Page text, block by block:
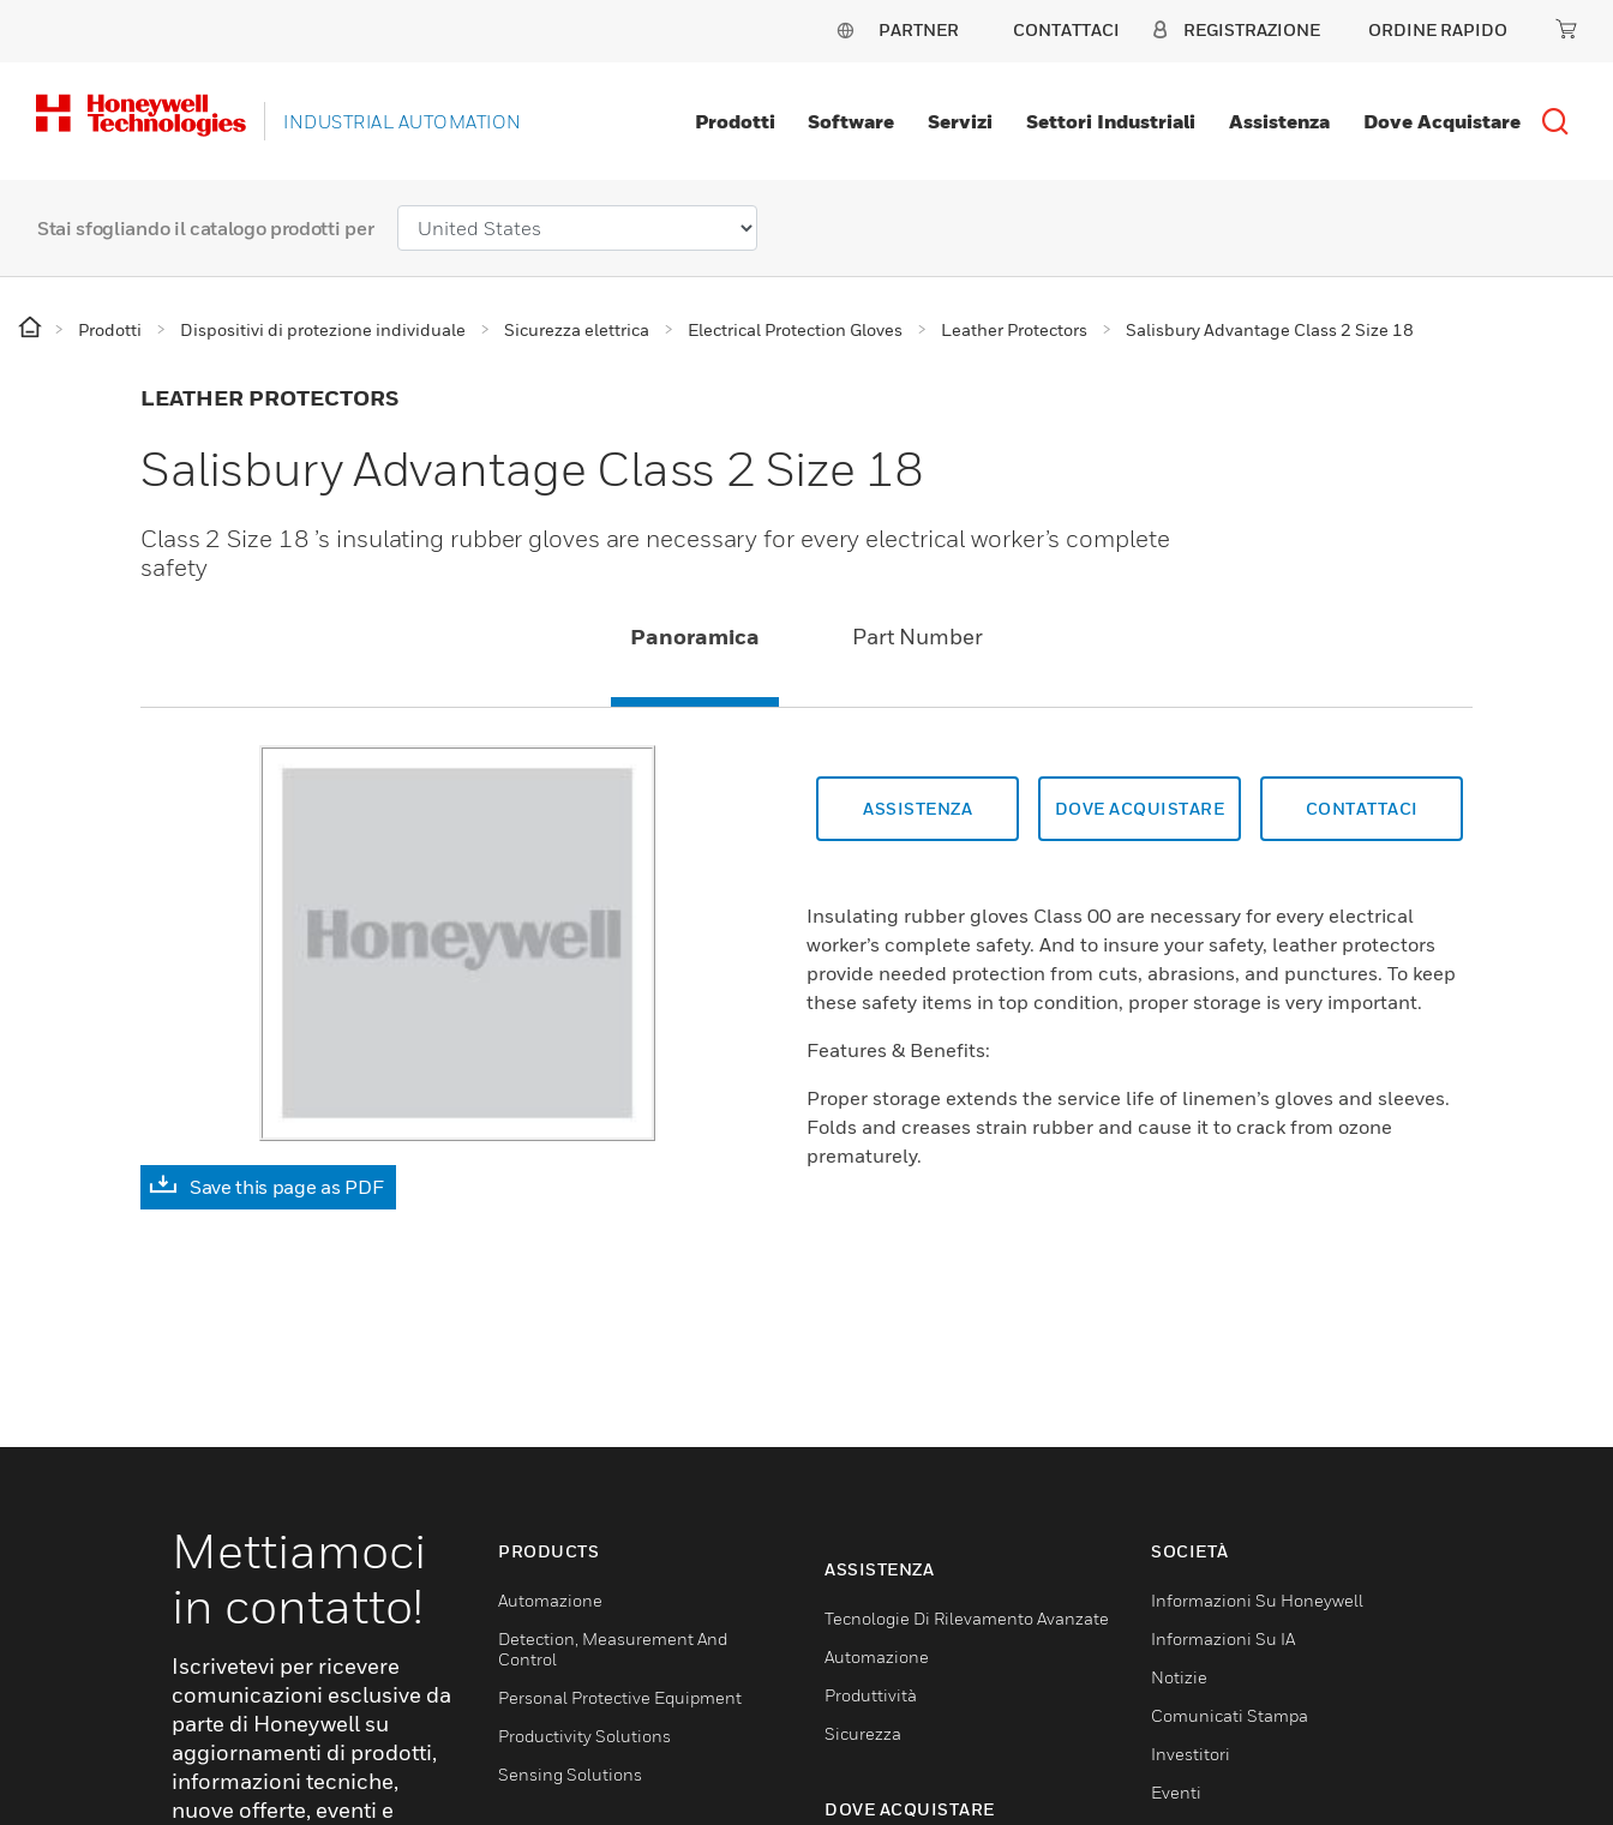
PARTNER CONTATTACI REGISTRAZIONE ORDINE RAPIDO
INDUSTRIAL AUTOMATION Prodotti Software Servizi Settori Industriali Assistenza Dove Acquistare
Stai sfogliando il catalogo prodotti per
Prodotti Dispositivi di protezione individuale Sicurezza elettrica Electrical Protection Gloves Leather Protectors Salisbury Advantage Class 2 Size 18
LEATHER PROTECTORS
Salisbury Advantage Class 2 Size 18
Class 2 Size 18 ’s insulating rubber gloves are necessary for every electrical worker’s complete
safety
Panoramica Part Number
Save this page as PDF
ASSISTENZA DOVE ACQUISTARE CONTATTACI
Insulating rubber gloves Class 00 are necessary for every electrical
worker’s complete safety. And to insure your safety, leather protectors
provide needed protection from cuts, abrasions, and punctures. To keep
these safety items in top condition, proper storage is very important.
Features & Benefits:
Proper storage extends the service life of linemen’s gloves and sleeves.
Folds and creases strain rubber and cause it to crack from ozone
prematurely.
Mettiamoci
in contatto!
Iscrivetevi per ricevere
comunicazioni esclusive da
parte di Honeywell su
aggiornamenti di prodotti,
informazioni tecniche,
nuove offerte, eventi e
PRODUCTS
Automazione
Detection, Measurement And
Control
Personal Protective Equipment
Productivity Solutions
Sensing Solutions
ASSISTENZA
Tecnologie Di Rilevamento Avanzate
Automazione
Produttività
Sicurezza
DOVE ACQUISTARE
SOCIETÀ
Informazioni Su Honeywell
Informazioni Su IA
Notizie
Comunicati Stampa
Investitori
Eventi